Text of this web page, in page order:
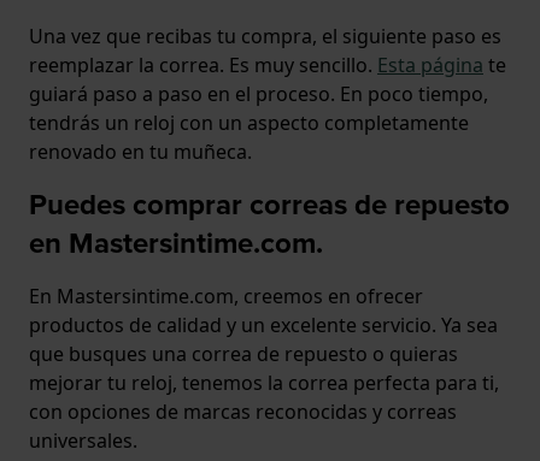
Una vez que recibas tu compra, el siguiente paso es
reemplazar la correa. Es muy sencillo. Esta página te
guiará paso a paso en el proceso. En poco tiempo,
tendrás un reloj con un aspecto completamente
renovado en tu muñeca.
Puedes comprar correas de repuesto
en Mastersintime.com.
En Mastersintime.com, creemos en ofrecer
productos de calidad y un excelente servicio. Ya sea
que busques una correa de repuesto o quieras
mejorar tu reloj, tenemos la correa perfecta para ti,
con opciones de marcas reconocidas y correas
universales.